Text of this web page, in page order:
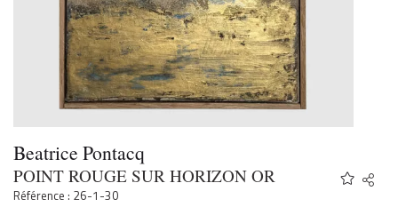
Beatrice Pontacq
POINT ROUGE SUR HORIZON OR
Référence : 26-1-30
Share
Twitter